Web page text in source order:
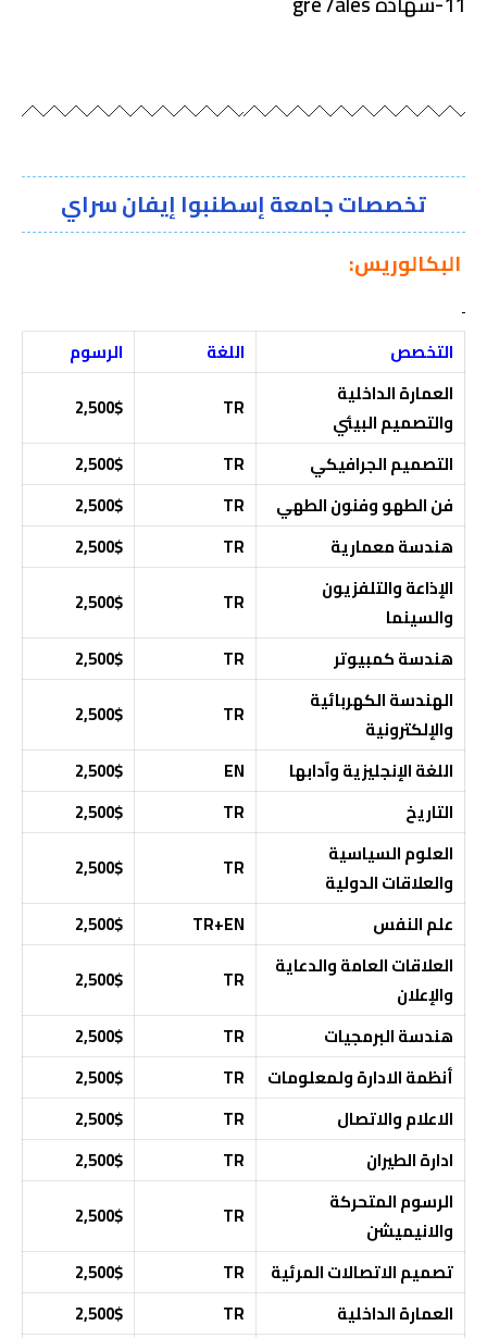
تخصصات جامعة إسطنبوا إيفان سراي
البكالوريس:
التخصص اللغة
الرسوم
العمارة الداخلية
والتصميم البيئي
TR
2,500$
التصميم الجرافيكي
TR
2,500$
فن الطهو وفنون الطهي
TR
2,500$
هندسة معمارية
TR
2,500$
الإذاعة والتلفزيون
والسينما
TR
2,500$
هندسة كمبيوتر
TR
2,500$
الهندسة الكهربائية
والإلكترونية
TR
2,500$
اللغة الإنجليزية وآدابها
EN
2,500$
التاريخ
TR
2,500$
العلوم السياسية
والعلاقات الدولية
TR
2,500$
علم النفس
TR+EN
2,500$
العلاقات العامة والدعاية
والإعلان
TR
2,500$
هندسة البرمجيات
TR
2,500$
أنظمة الادارة ولمعلومات
TR
2,500$
الاعلام والاتصال
TR
2,500$
ادارة الطيران
TR
2,500$
الرسوم المتحركة
والانيميشن
TR
2,500$
تصميم الاتصالات المرئية
TR
2,500$
العمارة الداخلية
TR
2,500$